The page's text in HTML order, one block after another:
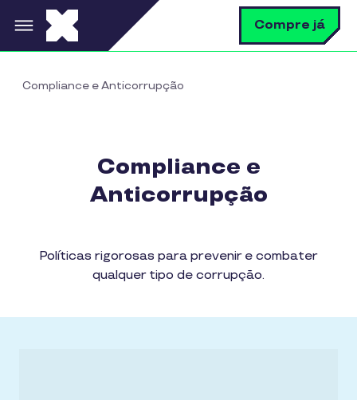
Pular para o conteúdo principal Compre já
Compliance e Anticorrupção
Compliance e
Anticorrupção
Políticas rigorosas para prevenir e combater
qualquer tipo de corrupção.